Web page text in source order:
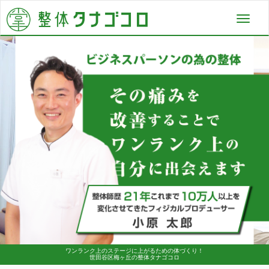
ワンランク上のステージに上がるための体づくり！
世田谷区梅ヶ丘の整体タナゴコロ